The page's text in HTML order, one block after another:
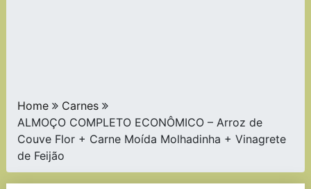
Home
Carnes
ALMOÇO COMPLETO ECONÔMICO – Arroz de
Couve Flor + Carne Moída Molhadinha + Vinagrete
de Feijão